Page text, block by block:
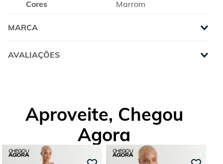
Cores Marrom
MARCA
AVALIAÇÕES
Aproveite, Chegou
Agora